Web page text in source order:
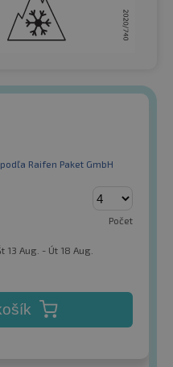
podľa Raifen Paket GmbH
Počet
13 Aug. - Út 18 Aug.